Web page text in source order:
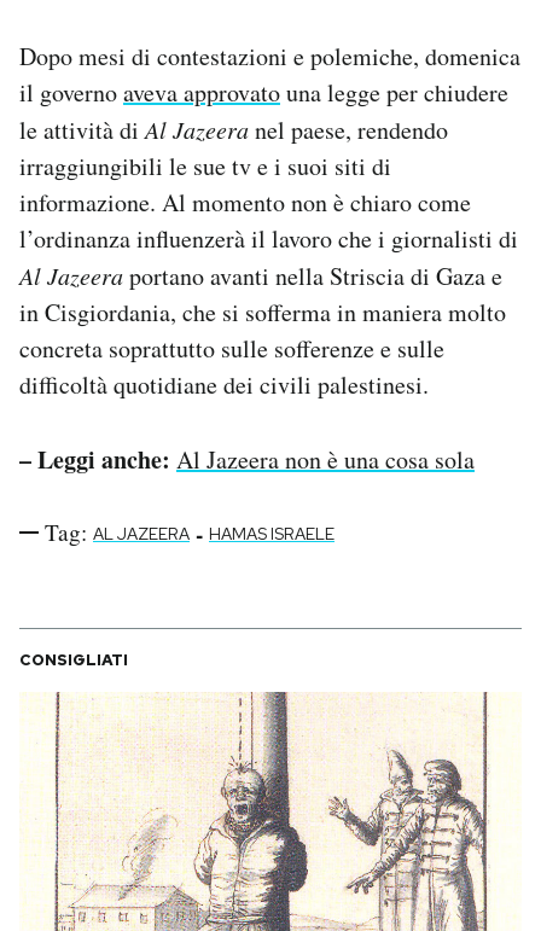
Dopo mesi di contestazioni e polemiche, domenica
il governoaveva approvatouna legge per chiudere
le attività diAl Jazeeranel paese, rendendo
irraggiungibili le sue tv e i suoi siti di
informazione. Al momento non è chiaro come
l’ordinanza influenzerà il lavoro che i giornalisti di
Al Jazeeraportano avanti nella Striscia di Gaza e
in Cisgiordania, che si sofferma in maniera molto
concreta soprattutto sulle sofferenze e sulle
difficoltà quotidiane dei civili palestinesi.
– Leggi anche: Al Jazeera non è una cosa sola
Tag: AL JAZEERA - HAMAS ISRAELE
CONSIGLIATI